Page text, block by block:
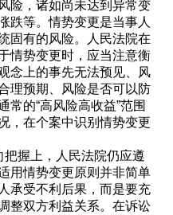
险，诸如尚未达到异常变
跌等。情势变更是当事人
固有的风险。人民法院在
情势变更时，应当注意衡
念上的事先无法预见、风
理预期、风险是否可以防
常的“高风险高收益”范围
，在个案中识别情势变更
握上，人民法院仍应遵
用情势变更原则并非简单
承受不利后果，而是要充
整双方利益关系。在诉讼